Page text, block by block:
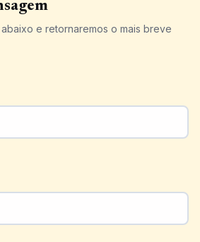
e retornaremos o mais breve